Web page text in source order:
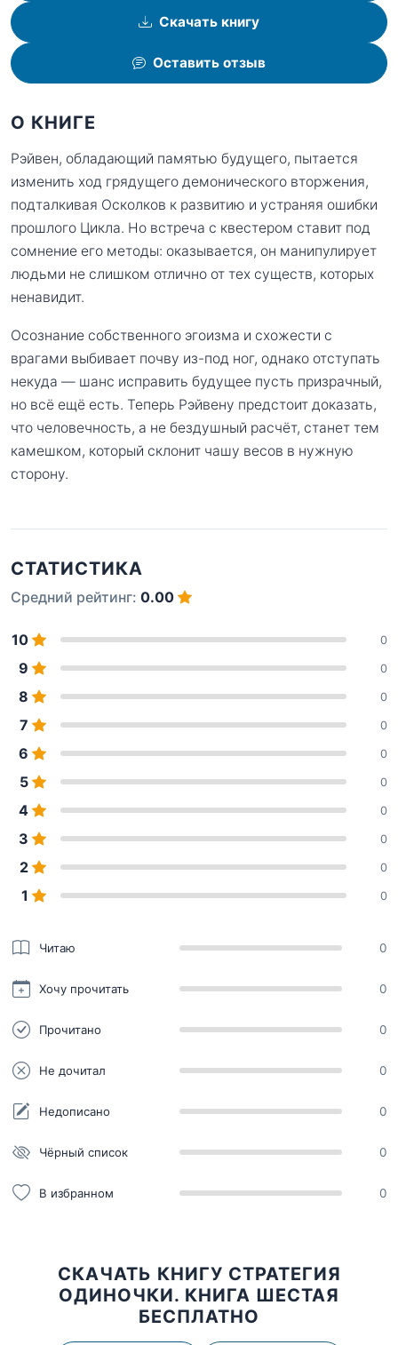
Скачать книгу
Оставить отзыв
О КНИГЕ
Рэйвен, обладающий памятью будущего, пытается
изменить ход грядущего демонического вторжения,
подталкивая Осколков к развитию и устраняя ошибки
прошлого Цикла. Но встреча с квестером ставит под
сомнение его методы: оказывается, он манипулирует
людьми не слишком отлично от тех существ, которых
ненавидит.
Осознание собственного эгоизма и схожести с
врагами выбивает почву из-под ног, однако отступать
некуда — шанс исправить будущее пусть призрачный,
но всё ещё есть. Теперь Рэйвену предстоит доказать,
что человечность, а не бездушный расчёт, станет тем
камешком, который склонит чашу весов в нужную
сторону.
СТАТИСТИКА
Средний рейтинг: 0.00
10 0
9 0
8 0
7 0
6 0
5 0
4 0
3 0
2 0
1 0
Читаю 0
Хочу прочитать 0
Прочитано 0
Не дочитал 0
Недописано 0
Чёрный список 0
В избранном 0
СКАЧАТЬ КНИГУ СТРАТЕГИЯ
ОДИНОЧКИ. КНИГА ШЕСТАЯ
БЕСПЛАТНО